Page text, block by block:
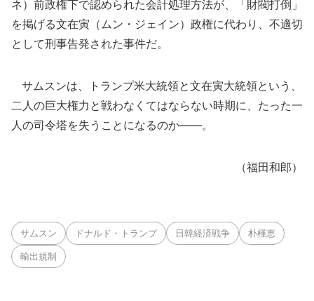
ネ）前政権下で認められた会計処理方法が、「財閥打倒」
を掲げる文在寅（ムン・ジェイン）政権に代わり、不適切
として刑事告発された事件だ。
サムスンは、トランプ米大統領と文在寅大統領という、
二人の巨大権力と戦わなくてはならない時期に、たった一
人の司令塔を失うことになるのか――。
（福田和郎）
サムスン ドナルド・トランプ 日韓経済戦争 朴槿恵
輸出規制